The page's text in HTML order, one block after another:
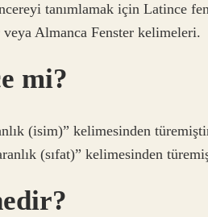
tanımlamak için Latince
Almanca Fenster kelimeleri.
mi?
(isim)” kelimesinden
(sıfat)” kelimesinden